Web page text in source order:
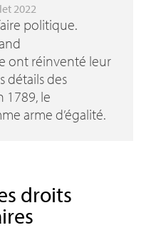
2022
politique.
ont réinventé leur
détails des
1789, le
arme d’égalité.
droits